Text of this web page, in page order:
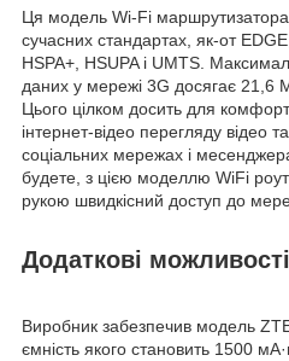
Ця модель Wi-Fi маршрутизатора
сучасних стандартах, як-от
HSPA+, HSUPA і UMTS.
даних у мережі 3G досягає 21,6
Цього цілком досить для
інтернет-відео перегляду відео
соціальних мережах і
будете, з цією моделлю WiFi
рукою швидкісний доступ до
Додаткові
Виробник забезпечив модель
ємність якого становить 1500